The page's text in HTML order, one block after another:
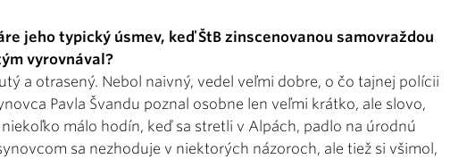
jeho typický úsmev, keď ŠtB zinscenovanou samovraždou
vyrovnával?
a otrasený. Nebol naivný, vedel veľmi dobre, o čo tajnej polícii
Pavla Švandu poznal osobne len veľmi krátko, ale slovo,
málo hodín, keď sa stretli v Alpách, padlo na úrodnú
sa nezhoduje v niektorých názoroch, ale tiež si všimol,